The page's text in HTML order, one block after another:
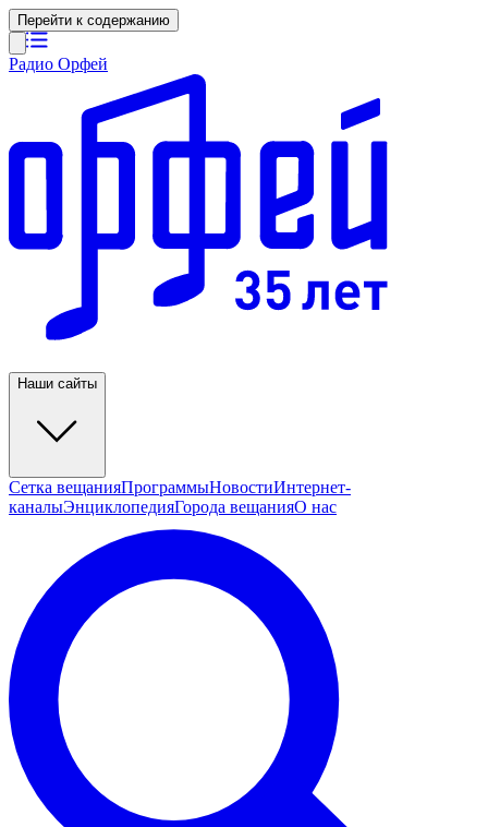
Перейти к содержанию
Радио Орфей
Наши сайты
Сетка вещанияПрограммыНовостиИнтернет-
каналыЭнциклопедияГорода вещанияО нас